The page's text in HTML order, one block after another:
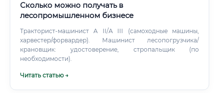
профессиональные контакты — такой специалист стоит
дороже на рынке труда. Вступление в Ассоциацию
отраслевых конференциях — это не просто нетворкинг.
Сколько можно получать в
лесопромышленном бизнесе
Тракторист-машинист А II/А III (самоходные машины,
харвестер/форвардер). Машинист лесопогрузчика/
крановщик: удостоверение, стропальщик (по
необходимости).
Читать статью →